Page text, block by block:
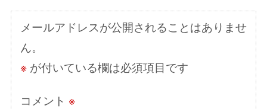
シ
ョ
ン
メールアドレスが公開されることはありませ
ん。
※が付いている欄は必須項目です
コメント ※